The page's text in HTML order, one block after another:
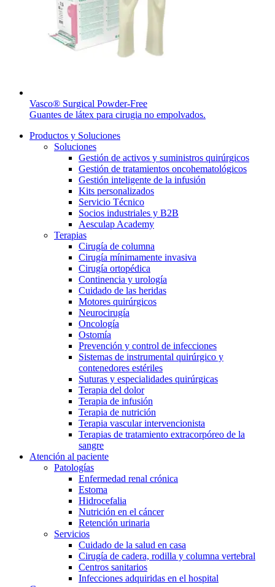
Vasco® Surgical Powder-Free
Guantes de látex para cirugia no empolvados.
Productos y Soluciones
Soluciones
Gestión de activos y suministros quirúrgicos
Gestión de tratamientos oncohematológicos
Gestión inteligente de la infusión
Kits personalizados
Servicio Técnico
Socios industriales y B2B
Aesculap Academy
Terapias
Cirugía de columna
Cirugía mínimamente invasiva
Cirugía ortopédica
Continencia y urología
Cuidado de las heridas
Motores quirúrgicos
Neurocirugía
Oncología
Ostomía
Prevención y control de infecciones
Sistemas de instrumental quirúrgico y
contenedores estériles
Suturas y especialidades quirúrgicas
Terapia del dolor
Terapia de infusión
Terapia de nutrición
Terapia vascular intervencionista
Terapias de tratamiento extracorpóreo de la
sangre
Atención al paciente
Patologías
Enfermedad renal crónica
Estoma
Hidrocefalia
Nutrición en el cáncer
Retención urinaria
Servicios
Cuidado de la salud en casa
Cirugía de cadera, rodilla y columna vertebral
Centros sanitarios
Infecciones adquiridas en el hospital